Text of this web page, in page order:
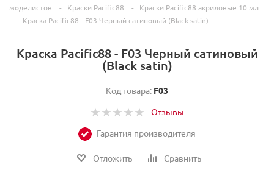
моделистов
- Краски Pacific88 -
Краски Pacific88 акриловые 10 мл
-
Краска Pacific88 - F03 Черный сатиновый (Black satin)
Краска Pacific88 - F03 Черный сатиновый
(Black satin)
Код товара: F03
Отзывы
Гарантия производителя
Отложить Сравнить